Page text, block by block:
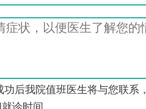
功后我院值班医生将与您联系